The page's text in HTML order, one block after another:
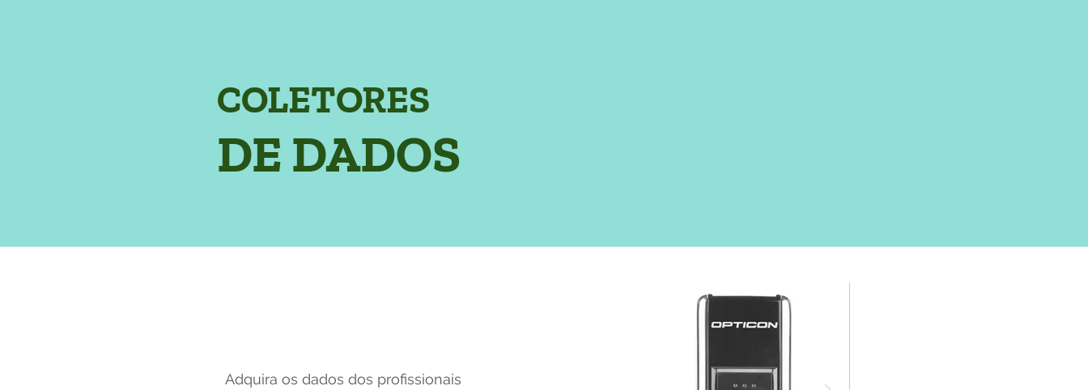
COLETORES
DE DADOS
Adquira os dados dos profissionais